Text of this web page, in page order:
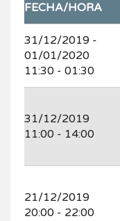
FECHA/HORA
31/12/2019 -
01/01/2020
11:30 - 01:30
31/12/2019
11:00 - 14:00
21/12/2019
20:00 - 22:00